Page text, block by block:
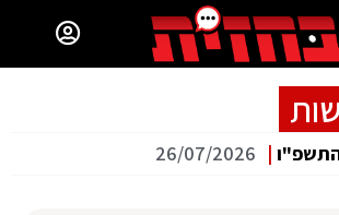
|
26/07/2026